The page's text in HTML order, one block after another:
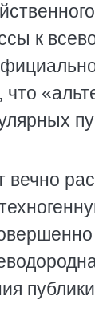
к
вечно